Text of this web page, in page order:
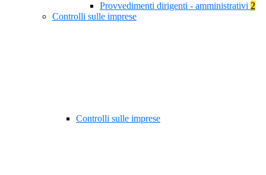
Provvedimenti dirigenti - amministrativi 2
Controlli sulle imprese
Controlli sulle imprese